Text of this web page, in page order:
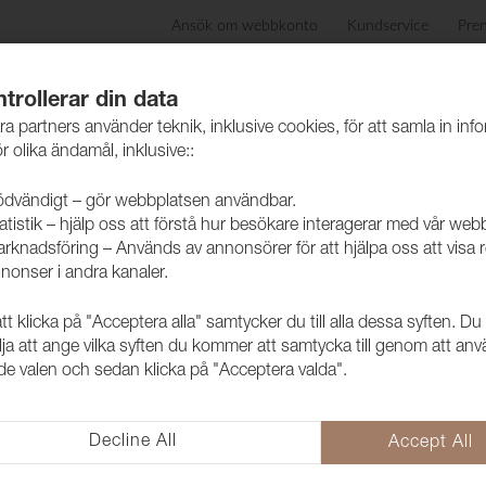
Ansök om webbkonto Kundservice
Produkter Skötselråd
Tyg Grace
1009010
Grace har precis som namnet
ger en mjuk och skön känsla i
Bra testresultat gör att det
din data
partners använder teknik, inklusive cookies, för att samla in
olika ändamål, inklusive::
– gör webbplatsen användbar.
– hjälp oss att förstå hur besökare interagerar med vår
– Används av annonsörer för att hjälpa oss att visa
i andra kanaler.
klicka på "Acceptera alla" samtycker du till alla dessa syften. Du
att ange vilka syften du kommer att samtycka till genom att
valen och sedan klicka på "Acceptera valda".
Decline All Accept All